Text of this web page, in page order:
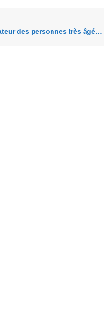
personnes très âgées (Révisions de 2022)